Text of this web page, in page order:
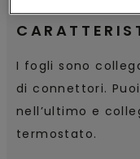
I fogli sono
di connettori.
nell’ultimo e
termostato.